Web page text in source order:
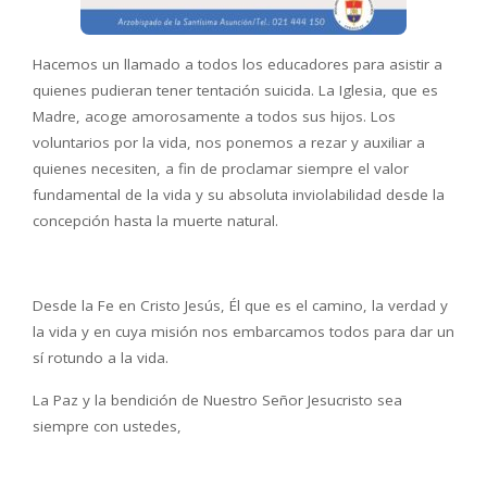
Hacemos un llamado a todos los educadores para asistir a
quienes pudieran tener tentación suicida. La Iglesia, que es
Madre, acoge amorosamente a todos sus hijos. Los
voluntarios por la vida, nos ponemos a rezar y auxiliar a
quienes necesiten, a fin de proclamar siempre el valor
fundamental de la vida y su absoluta inviolabilidad desde la
concepción hasta la muerte natural.
Desde la Fe en Cristo Jesús, Él que es el camino, la verdad y
la vida y en cuya misión nos embarcamos todos para dar un
sí rotundo a la vida.
La Paz y la bendición de Nuestro Señor Jesucristo sea
siempre con ustedes,